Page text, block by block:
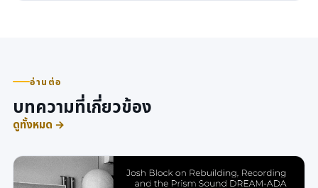
อ่านต่อ
บทความที่เกี่ยวข้อง
ดูทั้งหมด →